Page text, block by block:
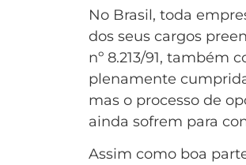
No Brasil, toda
dos seus cargos
nº 8.213/91, também
plenamente
mas o processo de
ainda sofrem para
Assim como boa